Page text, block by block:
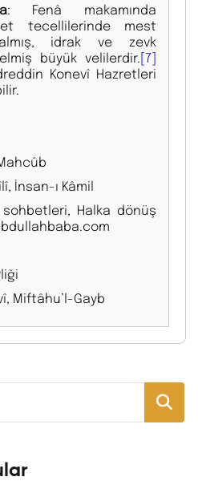
: Fenâ makamında
tecellilerinde mest
idrak ve zevk
büyük velilerdir.[7]
Konevî Hazretleri
İnsan-ı Kâmil
Halka dönüş
Miftâhu’l-Gayb